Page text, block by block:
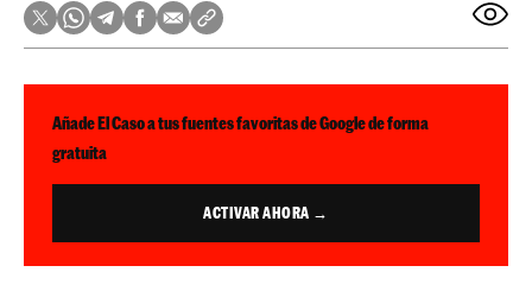
Añade El Caso a tus fuentes favoritas de Google de forma
gratuita
ACTIVAR AHORA →